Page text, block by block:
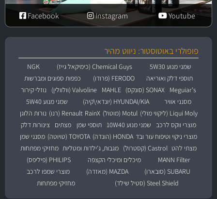
Youtube
Instagram
Facebook
פופולרי באוטוסטור: ניווט מהיר
שמני מנוע 5W30 Chemical Guys (כימיקאל גייז)
NGK
תוספי דלק ואוריאה
FERODO (פרודו)
כפפות ספוגים ומברשות
Meguiar's
SONAX (סונקס) MAHLE Valvoline (וולוולין)
נוזלי קירור
מסנני אוויר
HYUNDAI/KIA (יונדאי\קיה)
שמני מנוע 5W40
Liqui Moly (ליקווי מולי)
Motul (מוטול) RainX Renault (רנו)
נורות הלוגן
מוצרי ווקס לרכב
שמני מנוע 10W40 תוספי שמן מצתים
צינורות דלק
מוצרי ניקוי וטיפוח עור ובד HONDA (הונדה) TOYOTA (טויוטה)
מסנני שמן
מצתי להט Castrol (קסטרול) מגבות, ג'ילדות ומטליות מחזיקי מפתחות
MANN Filter
מיכלים ומיכלי הקצפה
PHILIPS (פיליפס)
SUBARU (סובארו)
MAZDA (מאזדה)
מוצרי שמפו לרכב
Steel Shield (סטיל שילד)
מחזיקי מפתחות